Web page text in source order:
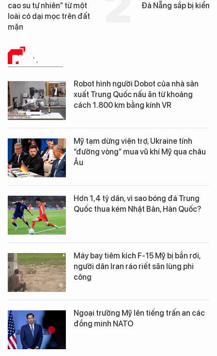
Đà Nẵng sắp bị kiểm tra
km "hành lang chống
PHÂN TÍCH
Robot hình người Dobot của nhà sản
xuất Trung Quốc nấu ăn từ khoảng
cách 1.800 km bằng kính VR
Mỹ tạm dừng viện trợ, Ukraine tính
“đường vòng” mua vũ khí Mỹ qua châu
Âu
Hơn 1,4 tỷ dân, vì sao bóng đá Trung
Quốc thua kém Nhật Bản, Hàn Quốc?
Máy bay tiêm kích F-15 Mỹ bị bắn rơi,
người dân Iran ráo riết săn lùng phi
công
Ngoại trưởng Mỹ lên tiếng trấn an các
đồng minh NATO